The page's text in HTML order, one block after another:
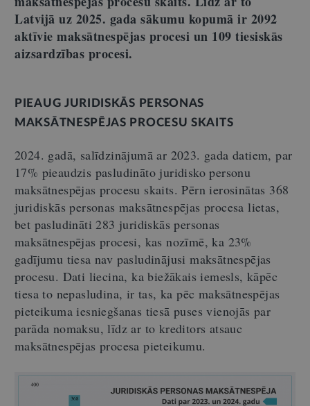
Latvijā uz 2025. gada sākumu kopumā ir 2092
aktīvie maksātnespējas procesi un 109 tiesiskās
aizsardzības procesi.
PIEAUG JURIDISKĀS PERSONAS
MAKSĀTNESPĒJAS PROCESU SKAITS
2024. gadā, salīdzinājumā ar 2023. gada datiem, par
17% pieaudzis pasludināto juridisko personu
maksātnespējas procesu skaits. Pērn ierosinātas 368
juridiskās personas maksātnespējas procesa lietas,
bet pasludināti 283 juridiskās personas
maksātnespējas procesi, kas nozīmē, ka 23%
gadījumu tiesa nav pasludinājusi maksātnespējas
procesu. Dati liecina, ka biežākais iemesls, kāpēc
tiesa to nepasludina, ir tas, ka pēc maksātnespējas
pieteikuma iesniegšanas tiesā puses vienojās par
parāda nomaksu, līdz ar to kreditors atsauc
maksātnespējas procesa pieteikumu.